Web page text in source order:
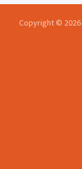
Copyright © 2026